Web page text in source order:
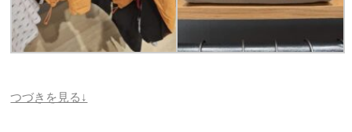
つづきを見る↓